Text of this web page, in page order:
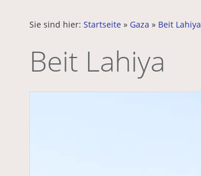
Sie sind hier: Startseite » Gaza » Beit Lahiya
Beit Lahiya